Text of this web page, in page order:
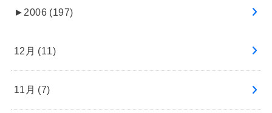
► 2006 (197)
12月 (11)
11月 (7)